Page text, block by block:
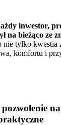
inwestor,
na bieżąco ze
nie tylko kwestia
komfortu i